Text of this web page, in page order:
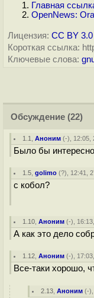
Главная
OpenNews:
Лицензия: CC BY 3.0
Короткая ссылка:
Ключевые слова:
Обсуждение (22)
1.1 ,Аноним (-), 12:05,
Было бы
1.5 ,golimo (?), 12:41,
с кобол?
1.10 ,Аноним (-),
А как это дело
1.12 ,Аноним (-),
Все-таки хорошо,
2.13 ,Аноним (-